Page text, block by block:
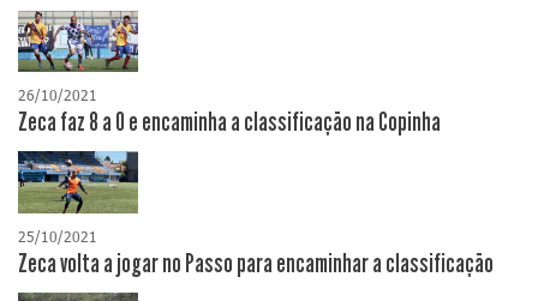
26/10/2021
Zeca faz 8 a 0 e encaminha a classificação na Copinha
25/10/2021
Zeca volta a jogar no Passo para encaminhar a classificação